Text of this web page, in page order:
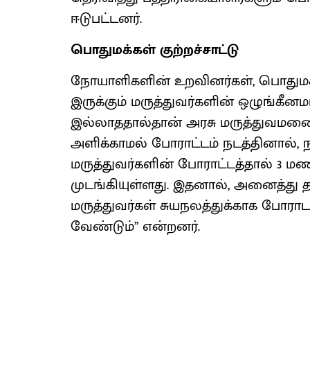
ஈடுபட்டனர்.
பொதுமக்கள் குற்றச்சாட்டு
நோயாளிகளின் உறவினர்கள்,
இருக்கும் மருத்துவர்களின்
இல்லாததால்தான் அரசு
அளிக்காமல் போராட்டம் நடத்தினால்,
மருத்துவர்களின் போராட்டத்தால் 3
முடங்கியுள்ளது. இதனால், அனைத்து
மருத்துவர்கள் சுயநலத்துக்காக
வேண்டும்’’ என்றனர்.